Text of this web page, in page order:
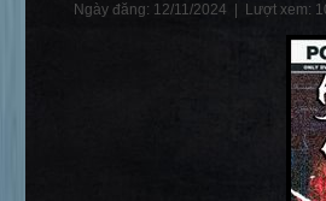
Ngày đăng: 12/11/2024 | Lượt xem: